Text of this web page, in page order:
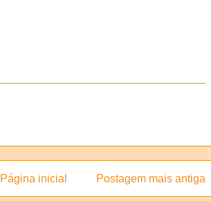
Postagem mais antiga
Página inicial